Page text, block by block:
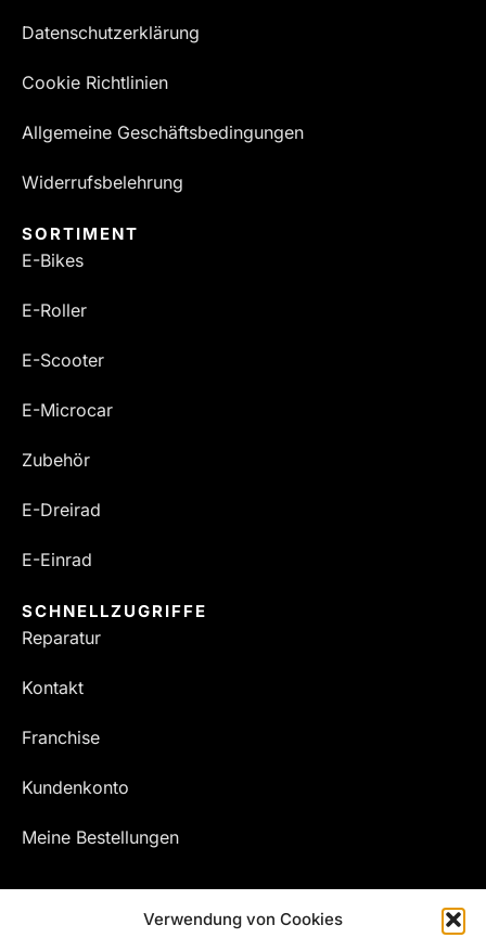
Verwendung von Cookies
Datenschutzerklärung
Cookie Richtlinien
Allgemeine Geschäftsbedingungen
Widerrufsbelehrung
SORTIMENT
E-Bikes
E-Roller
E-Scooter
E-Microcar
Zubehör
E-Dreirad
E-Einrad
SCHNELLZUGRIFFE
Reparatur
Kontakt
Franchise
Kundenkonto
Meine Bestellungen